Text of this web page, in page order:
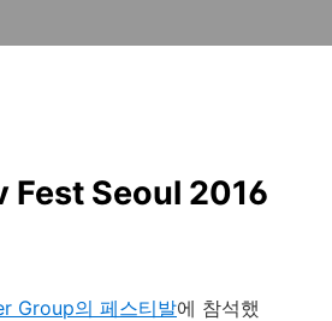
Fest Seoul 2016
Group의 페스티발에 참석했